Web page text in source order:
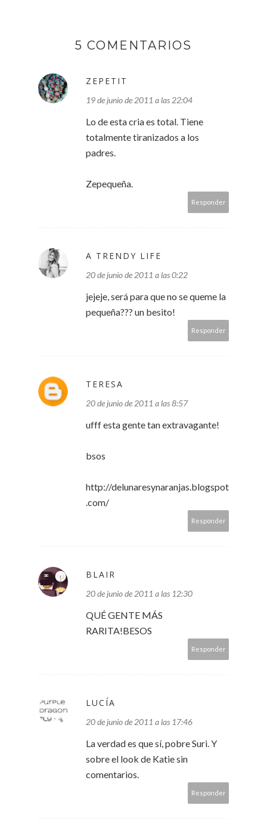
5 COMENTARIOS
ZEPETIT
19 de junio de 2011 a las 22:04
Lo de esta cria es total. Tiene
totalmente tiranizados a los
padres.
Zepequeña.
Responder
A TRENDY LIFE
20 de junio de 2011 a las 0:22
jejeje, será para que no se queme la
pequeña??? un besito!
Responder
TERESA
20 de junio de 2011 a las 8:57
ufff esta gente tan extravagante!
bsos
http://delunaresynaranjas.blogspot
.com/
Responder
BLAIR
20 de junio de 2011 a las 12:30
QUÉ GENTE MÁS
RARITA!BESOS
Responder
LUCÍA
20 de junio de 2011 a las 17:46
La verdad es que sí, pobre Suri. Y
sobre el look de Katie sin
comentarios.
Responder